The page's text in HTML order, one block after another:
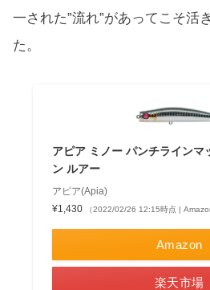
一された”流れ”があってこそ活
た。
アピア ミノー パンチラインマ
ン ルアー
アピア(Apia)
¥1,430
（2022/02/26 12:15時点 |
Amazon
楽天市場